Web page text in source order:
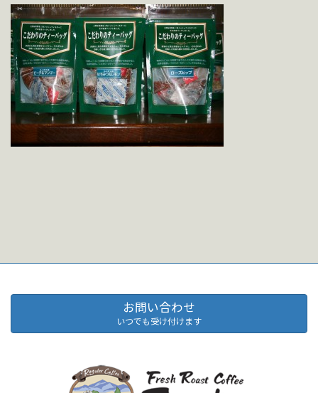
お問い合わせ
いつでも受け付けます